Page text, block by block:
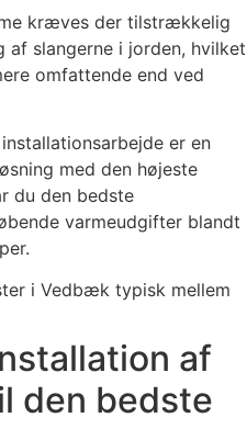
kræves der tilstrækkelig
af slangerne i jorden, hvilket
omfattende end ved
er en
med den højeste
du den bedste
varmeudgifter blandt
i Vedbæk typisk mellem
af
den bedste